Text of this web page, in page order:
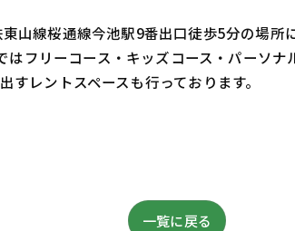
山線桜通線今池駅9番出口徒歩5分の場
フリーコース・キッズコース・パーソ
レントスペースも行っております。
一覧に戻る